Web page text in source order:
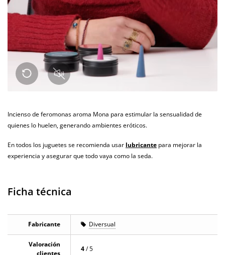
Incienso de feromonas aroma Mona para estimular la sensualidad de
quienes lo huelen, generando ambientes eróticos.
En todos los juguetes se recomienda usar lubricante para mejorar la
experiencia y asegurar que todo vaya como la seda.
Ficha técnica
Fabricante Diversual
Valoración
clientes
4/ 5